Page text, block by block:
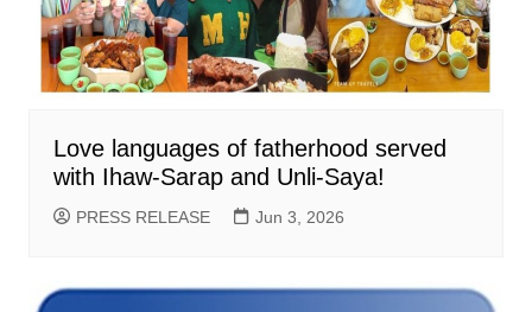
Love languages of fatherhood served
with Ihaw-Sarap and Unli-Saya!
PRESS RELEASE Jun 3, 2026